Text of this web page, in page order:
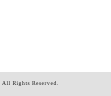
. All Rights Reserved.